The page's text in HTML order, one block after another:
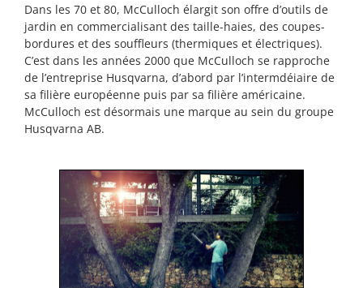
Dans les 70 et 80, McCulloch élargit son offre d’outils de
jardin en commercialisant des taille-haies, des coupes-
bordures et des souffleurs (thermiques et électriques).
C’est dans les années 2000 que McCulloch se rapproche
de l’entreprise Husqvarna, d’abord par l’intermdéiaire de
sa filière européenne puis par sa filière américaine.
McCulloch est désormais une marque au sein du groupe
Husqvarna AB.